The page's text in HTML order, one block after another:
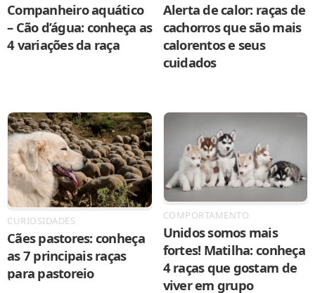
Companheiro aquático
– Cão d’água: conheça as
4 variações da raça
Alerta de calor: raças de
cachorros que são mais
calorentos e seus
cuidados
CURIOSIDADES
Cães pastores: conheça
as 7 principais raças
para pastoreio
COMPORTAMENTO
Unidos somos mais
fortes! Matilha: conheça
4 raças que gostam de
viver em grupo